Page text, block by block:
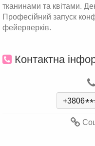
тканинами та квітами.
Професійний запуск
фейерверків.
Контактна
+3806**